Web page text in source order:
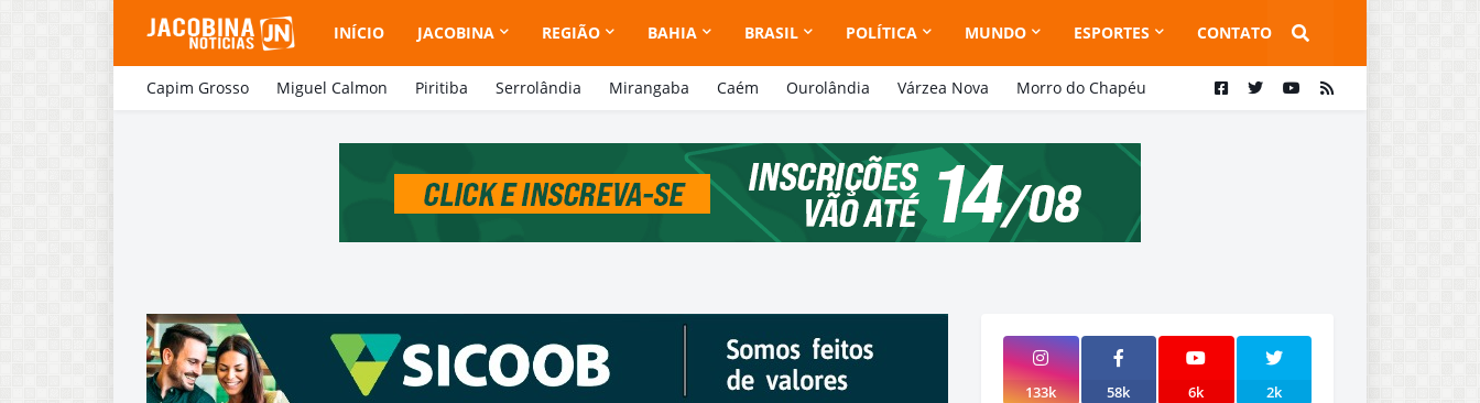
INÍCIO JACOBINA REGIÃO BAHIA BRASIL POLÍTICA MUNDO ESPORTES CONTATO
Capim Grosso Miguel Calmon Piritiba Serrolândia Mirangaba Caém Ourolândia Várzea Nova Morro do Chapéu
133k 58k 6k 2k